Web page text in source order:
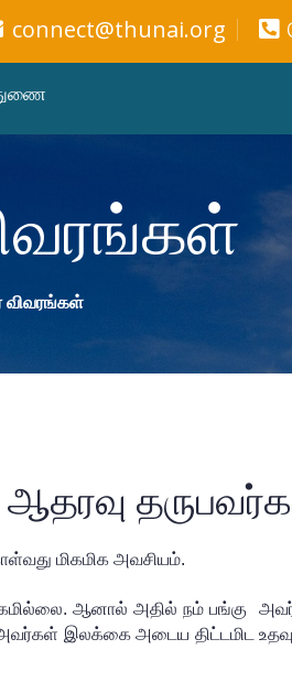
connect@thunai.org
விவரங்கள்
மிகமிக அவசியம்.
ஆனால் அதில் நம் பங்கு
அவர்கள் இலக்கை அடைய திட்டமிட